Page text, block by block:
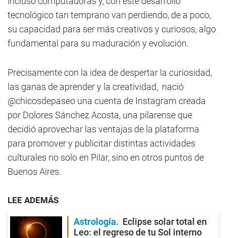
tecnológico tan temprano van perdiendo, de a poco,
su capacidad para ser más creativos y curiosos, algo
fundamental para su maduración y evolución.
Precisamente con la idea de despertar la curiosidad,
las ganas de aprender y la creatividad, nació
@chicosdepaseo una cuenta de Instagram creada
por Dolores Sánchez Acosta, una pilarense que
decidió aprovechar las ventajas de la plataforma
para promover y publicitar distintas actividades
culturales no solo en Pilar, sino en otros puntos de
Buenos Aires.
LEE ADEMÁS
Astrología
Eclipse solar total en
Leo: el regreso de tu Sol interno